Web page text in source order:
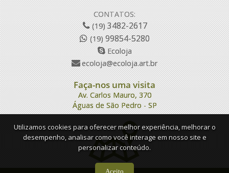
CONTATOS:
(19)3482-2617
(19)99854-5280
Ecoloja
ecoloja@ecoloja.art.br
Faça-nos uma visita
Av. Carlos Mauro, 370
Águas de São Pedro - SP
Utilizamos cookies para oferecer melhor experiência, melhorar o
desempenho, analisar como você interage em nosso site e
personalizar conteúdo.
Aceito